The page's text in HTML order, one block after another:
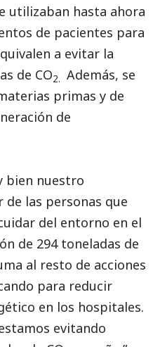
utilizaban hasta ahora
de pacientes para
a evitar la
de CO2. Además, se
primas y de
de
bien nuestro
las personas que
del entorno en el
de 294 toneladas de
al resto de acciones
para reducir
en los hospitales.
evitando